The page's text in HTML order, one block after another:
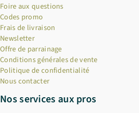
Foire aux questions
Codes promo
Frais de livraison
Newsletter
Offre de parrainage
Conditions générales de vente
Politique de confidentialité
Nous contacter
Nos services aux pros